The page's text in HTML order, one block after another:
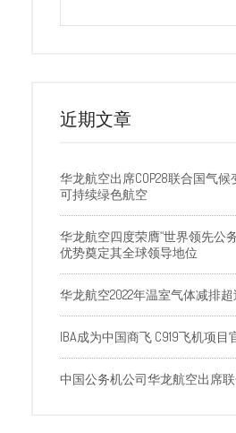
近期文章
华龙航空出席COP28联合国气
可持续绿色航空
华龙航空四度荣膺“世界领先公
优势奠定其全球领导地位
华龙航空2022年温室气体减排超
IBA成为中国商飞 C919飞机项目
中国公务机公司华龙航空出席